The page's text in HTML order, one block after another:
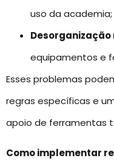
uso da academia;
Desorganização
equipamentos e
Esses problemas
regras específicas e
apoio de ferramentas
Como implementar